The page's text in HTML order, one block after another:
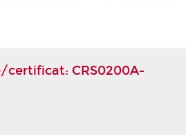
certificat: CRS0200A-